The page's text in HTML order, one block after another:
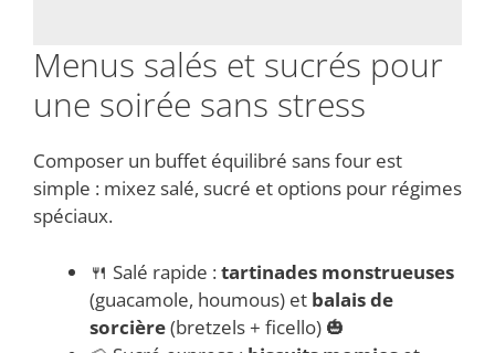
Menus salés et sucrés pour
une soirée sans stress
Composer un buffet équilibré sans four est
simple : mixez salé, sucré et options pour régimes
spéciaux.
🍴 Salé rapide :tartinades monstrueuses
(guacamole, houmous) et balais de
sorcière(bretzels + ficello) 🎃